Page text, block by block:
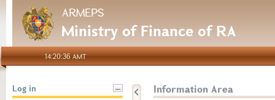
ARMEPS
Ministry of Finance of RA
14:20:36 AMT
Log in Information Area